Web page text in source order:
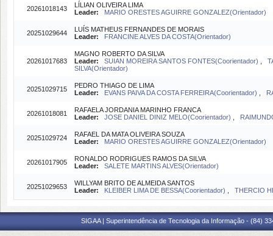
20261018143
LÍLIAN OLIVEIRA LIMA
Leader:
MARIO ORESTES AGUIRRE GONZALEZ(Orientador)
20251029644
LUÍS MATHEUS FERNANDES DE MORAIS
Leader:
FRANCINE ALVES DA COSTA(Orientador)
20261017683
MAGNO ROBERTO DA SILVA
Leader:
SUIAN MOREIRA SANTOS FONTES(Coorientador)
SILVA(Orientador)
20251029715
PEDRO THIAGO DE LIMA
Leader:
EVANS PAIVA DA COSTA FERREIRA(Coorientador)
20261018081
RAFAELA JORDANIA MARINHO FRANCA
Leader:
JOSE DANIEL DINIZ MELO(Coorientador)
20251029724
RAFAEL DA MATA OLIVEIRA SOUZA
Leader:
MARIO ORESTES AGUIRRE GONZALEZ(Orientador)
20261017905
RONALDO RODRIGUES RAMOS DA SILVA
Leader:
SALETE MARTINS ALVES(Orientador)
20251029653
WILLYAM BRITO DE ALMEIDA SANTOS
Leader:
KLEIBER LIMA DE BESSA(Coorientador) THERCIO
SIGAA | Superintendência de Tecnologia da Informação - (84)